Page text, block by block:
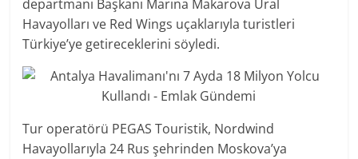
departmanı Başkanı Marina Makarova Ural
Havayolları ve Red Wings uçaklarıyla turistleri
Türkiye’ye getireceklerini söyledi.
Tur operatörü PEGAS Touristik, Nordwind
Havayollarıyla 24 Rus şehrinden Moskova’ya